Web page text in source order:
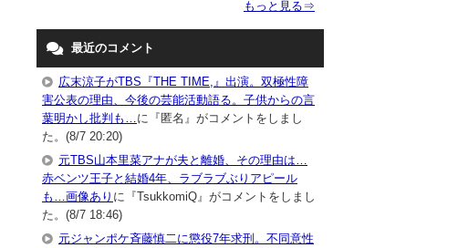
もっと見る⇒
最近のコメント
広末涼子がTBS『THE TIME,』出演。双極性障
害公表の理由、今後の芸能活動語る。子供からの言
葉明かし批判も… に『匿名』がコメントをしまし
た。(8/7 20:20)
元TBS山本里菜アナが夫と離婚、その理由は…
赤ベンツ王子と結婚4年、ラブラブぶりアピール
も…画像あり に『TsukkomiQ』がコメントをしまし
た。(8/7 18:46)
元ジャンポケ斉藤慎二に懲役7年求刑。不同意性